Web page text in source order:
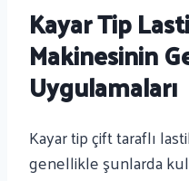
Kayar Tip
Makinesinin
Uygulamaları
Kayar tip çift taraflı
genellikle şunlarda